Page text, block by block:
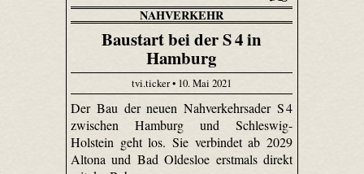
NAHVERKEHR
Baustart bei der S 4 in
Hamburg
tvi.ticker • 10. Mai 2021
Der Bau der neuen Nahverkehrsader S 4
zwischen Hamburg und Schleswig-
Holstein geht los. Sie verbindet ab 2029
Altona und Bad Oldesloe erstmals direkt